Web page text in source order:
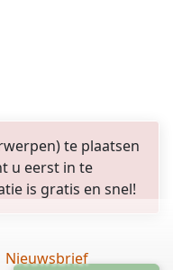
te plaatsen
u eerst in te
is gratis en snel!
Nieuwsbrief